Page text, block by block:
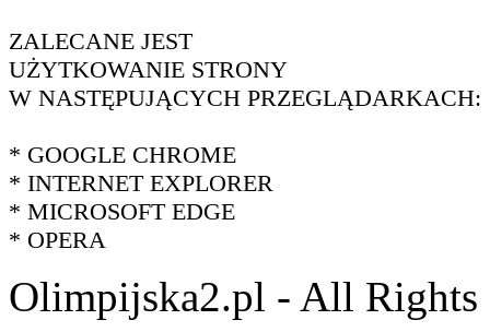
ZALECANE JEST
UŻYTKOWANIE STRONY
W NASTĘPUJĄCYCH PRZEGLĄDARKACH:
* GOOGLE CHROME
* INTERNET EXPLORER
* MICROSOFT EDGE
* OPERA
Olimpijska2.pl - All Rights